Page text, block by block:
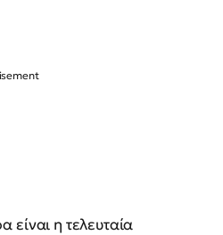
είναι η τελευταία